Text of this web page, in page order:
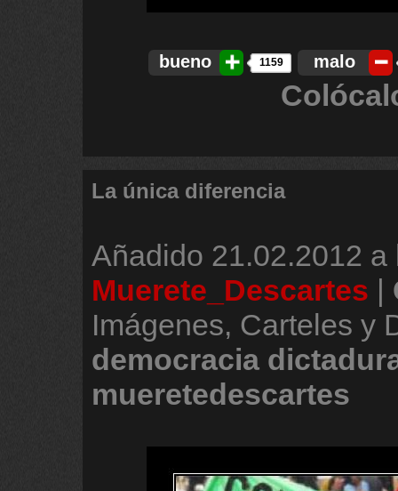
bueno 1159 malo
La única diferencia
Añadido 21.02.2012 a
Muerete_Descartes |
Imágenes, Carteles y
democracia
mueretedescartes